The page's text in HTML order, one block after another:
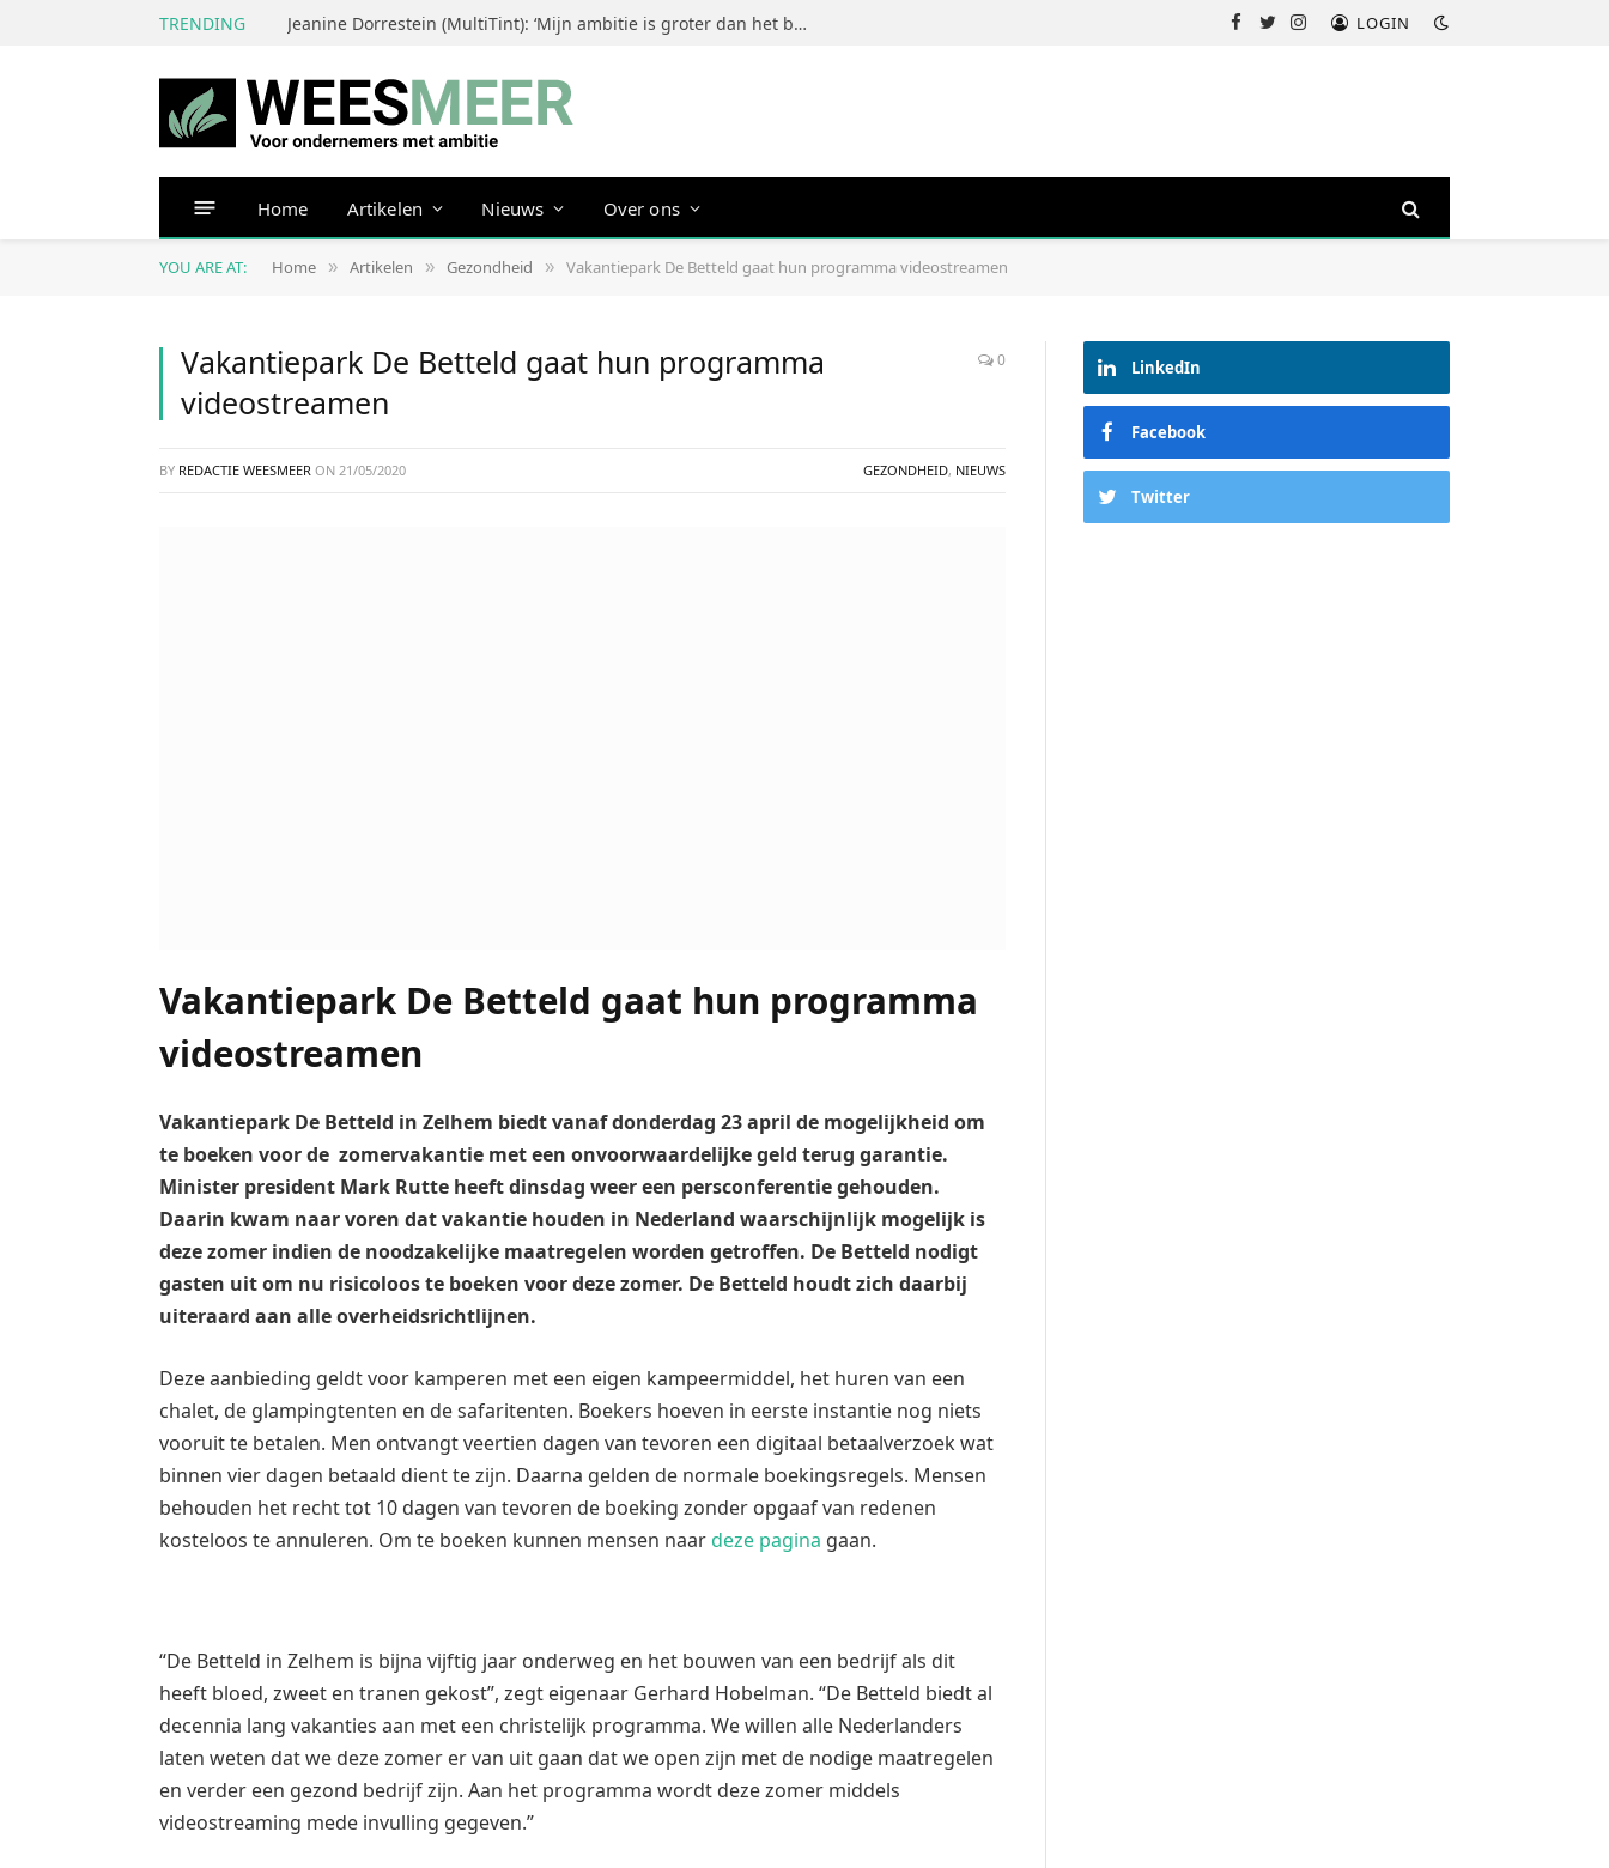
TRENDING Jeanine Dorrestein (MultiTint): ‘Mijn ambitie is groter dan het bouwen van een succesvol merk’ Facebook
TwitterInstagramLOGIN
Home Artikelen Nieuws Over ons
YOU ARE AT: Home » Artikelen » Gezondheid » Vakantiepark De Betteld gaat hun programma videostreamen
Vakantiepark De Betteld gaat hun programma
videostreamen
0
BY REDACTIE WEESMEER ON 21/05/2020 GEZONDHEID, NIEUWS
Vakantiepark De Betteld gaat hun programma
videostreamen
Vakantiepark De Betteld in Zelhem biedt vanaf donderdag 23 april de mogelijkheid om
te boeken voor de zomervakantie met een onvoorwaardelijke geld terug garantie.
Minister president Mark Rutte heeft dinsdag weer een persconferentie gehouden.
Daarin kwam naar voren dat vakantie houden in Nederland waarschijnlijk mogelijk is
deze zomer indien de noodzakelijke maatregelen worden getroffen. De Betteld nodigt
gasten uit om nu risicoloos te boeken voor deze zomer. De Betteld houdt zich daarbij
uiteraard aan alle overheidsrichtlijnen.
Deze aanbieding geldt voor kamperen met een eigen kampeermiddel, het huren van een
chalet, de glampingtenten en de safaritenten. Boekers hoeven in eerste instantie nog niets
vooruit te betalen. Men ontvangt veertien dagen van tevoren een digitaal betaalverzoek wat
binnen vier dagen betaald dient te zijn. Daarna gelden de normale boekingsregels. Mensen
behouden het recht tot 10 dagen van tevoren de boeking zonder opgaaf van redenen
kosteloos te annuleren. Om te boeken kunnen mensen naardeze pagina gaan.
“De Betteld in Zelhem is bijna vijftig jaar onderweg en het bouwen van een bedrijf als dit
heeft bloed, zweet en tranen gekost”, zegt eigenaar Gerhard Hobelman. “De Betteld biedt al
decennia lang vakanties aan met een christelijk programma. We willen alle Nederlanders
laten weten dat we deze zomer er van uit gaan dat we open zijn met de nodige maatregelen
en verder een gezond bedrijf zijn. Aan het programma wordt deze zomer middels
videostreaming mede invulling gegeven.”
LinkedIn
Facebook
Twitter